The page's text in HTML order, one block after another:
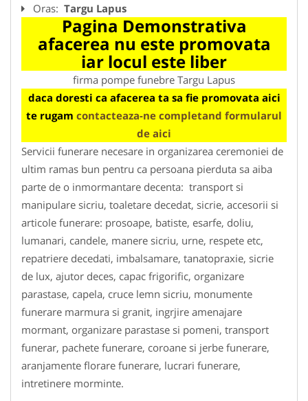
Oras: Targu Lapus
Pagina Demonstrativa
afacerea nu este promovata
iar locul este liber
firma pompe funebre Targu Lapus
daca doresti ca afacerea ta sa fie promovata aici
te rugam contacteaza-ne completand formularul
de aici
Servicii funerare necesare in organizarea ceremoniei de
ultim ramas bun pentru ca persoana pierduta sa aiba
parte de o inmormantare decenta: transport si
manipulare sicriu, toaletare decedat, sicrie, accesorii si
articole funerare: prosoape, batiste, esarfe, doliu,
lumanari, candele, manere sicriu, urne, respete etc,
repatriere decedati, imbalsamare, tanatopraxie, sicrie
de lux, ajutor deces, capac frigorific, organizare
parastase, capela, cruce lemn sicriu, monumente
funerare marmura si granit, ingrjire amenajare
mormant, organizare parastase si pomeni, transport
funerar, pachete funerare, coroane si jerbe funerare,
aranjamente florare funerare, lucrari funerare,
intretinere morminte.